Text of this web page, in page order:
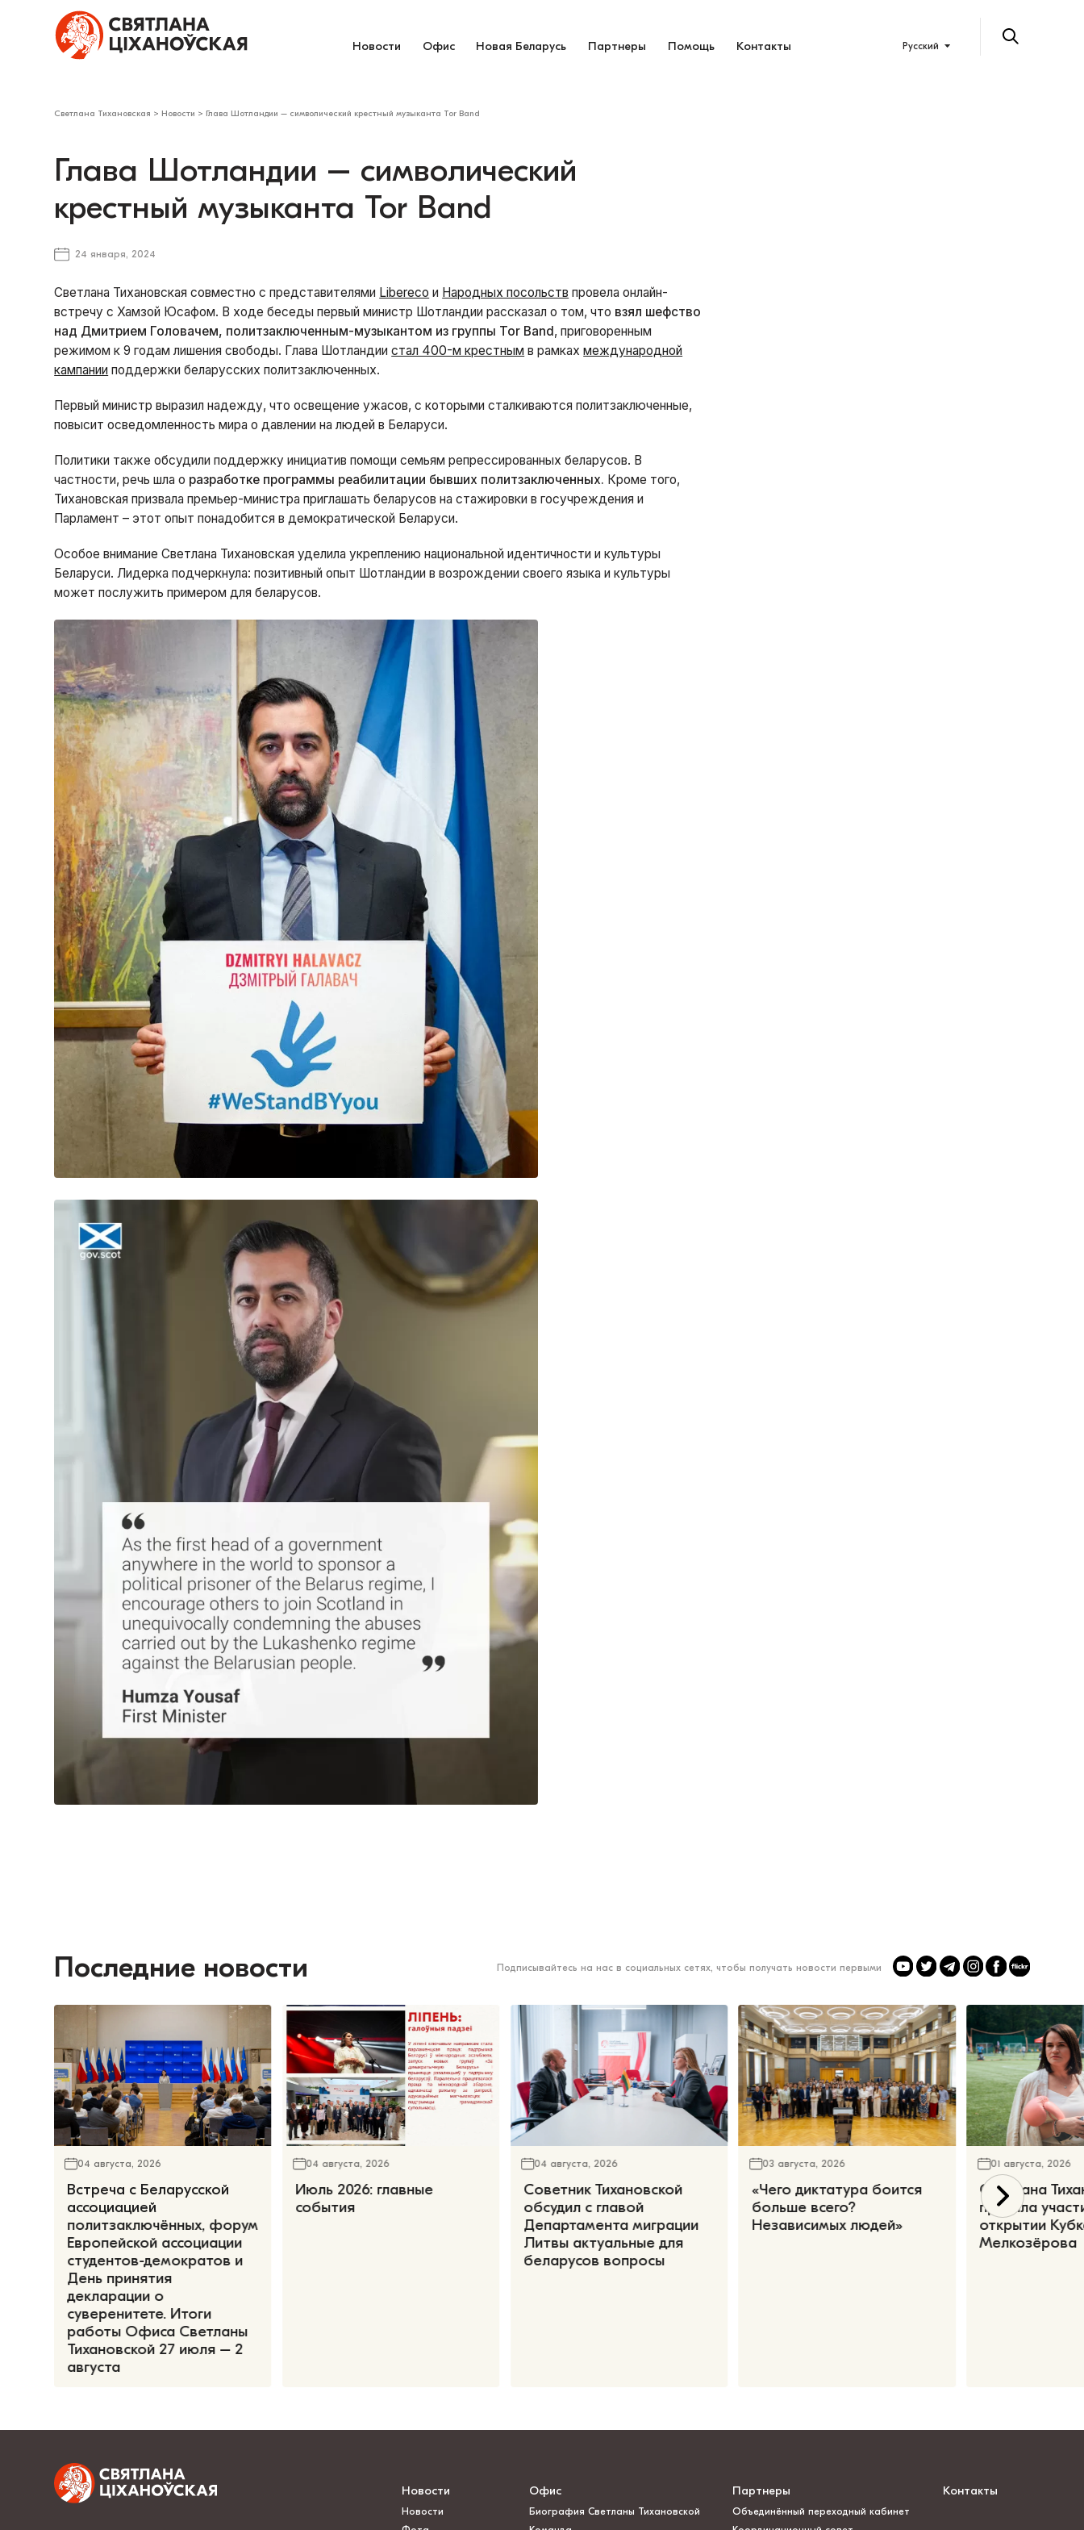
Новости Офис Новая Беларусь Партнеры Помощь Контакты Русский
Светлана Тихановская > Новости > Глава Шотландии – символический крестный музыканта Tor Band
Глава Шотландии – символический
крестный музыканта Tor Band
24 января, 2024
Светлана Тихановская совместно с представителями Libereco и Народных посольств провела онлайн-
встречу с Хамзой Юсафом. В ходе беседы первый министр Шотландии рассказал о том, что взял шефство
над Дмитрием Головачем, политзаключенным-музыкантом из группы Tor Band, приговоренным
режимом к 9 годам лишения свободы. Глава Шотландиистал 400-м крестным в рамкахмеждународной
кампании поддержки беларусских политзаключенных.
Первый министр выразил надежду, что освещение ужасов, с которыми сталкиваются политзаключенные,
повысит осведомленность мира о давлении на людей в Беларуси.
Политики также обсудили поддержку инициатив помощи семьям репрессированных беларусов. В
частности, речь шла о разработке программы реабилитации бывших политзаключенных. Кроме того,
Тихановская призвала премьер-министра приглашать беларусов на стажировки в госучреждения и
Парламент – этот опыт понадобится в демократической Беларуси.
Особое внимание Светлана Тихановская уделила укреплению национальной идентичности и культуры
Беларуси. Лидерка подчеркнула: позитивный опыт Шотландии в возрождении своего языка и культуры
может послужить примером для беларусов.
Последние новости Подписывайтесь на нас в социальных сетях, чтобы получать новости первыми
04 августа, 2026
Встреча с Беларусской
ассоциацией
политзаключённых, форум
Европейской ассоциации
студентов-демократов и
День принятия
декларации о
суверенитете. Итоги
работы Офиса Светланы
Тихановской 27 июля – 2
августа
04 августа, 2026
Июль 2026: главные
события
04 августа, 2026
Советник Тихановской
обсудил с главой
Департамента миграции
Литвы актуальные для
беларусов вопросы
03 августа, 2026
«Чего диктатура боится
больше всего?
Независимых людей»
01 августа, 2026
Светлана
приняла
открытии
Мелкозёрова
Новости
Новости
Офис
Биография Светланы Тихановской
Партнеры
Объединённый переходный кабинет
Контакты